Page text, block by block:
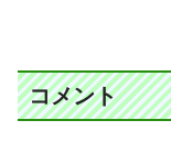
コメント